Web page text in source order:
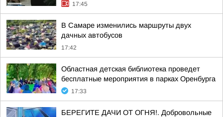
17:45
В Самаре изменились маршруты двух
дачных автобусов
17:42
Областная детская библиотека проведет
бесплатные мероприятия в парках Оренбурга
17:33
БЕРЕГИТЕ ДАЧИ ОТ ОГНЯ!. Добровольные